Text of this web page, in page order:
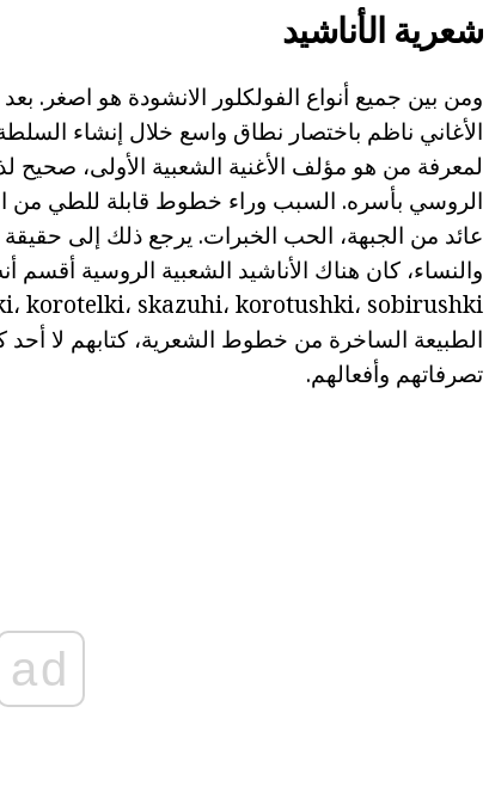
شعرية الأناشيد
ومن بين جميع أنواع الفولكلور الانشودة هو
لمعرفة من هو مؤلف الأغنية الشعبية الأولى،
الروسي بأسره. السبب وراء خطوط قابلة للطي من
عائد من الجبهة، الحب الخبرات. يرجع ذلك إلى
والنساء، كان هناك الأناشيد الشعبية الروسية
الطبيعة الساخرة من خطوط الشعرية، كتابهم لا
تصرفاتهم وأفعالهم.
ad